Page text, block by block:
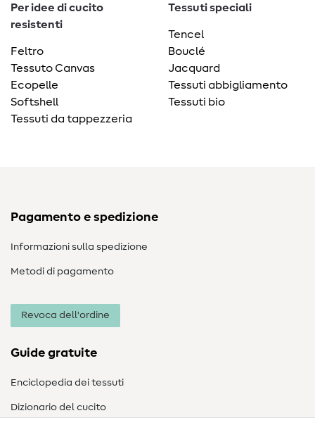
Per idee di cucito
resistenti
Feltro
Tessuto Canvas
Ecopelle
Softshell
Tessuti da tappezzeria
Tessuti speciali
Tencel
Bouclé
Jacquard
Tessuti abbigliamento
Tessuti bio
Pagamento e spedizione
Informazioni sulla spedizione
Metodi di pagamento
Revoca dell'ordine
Guide gratuite
Enciclopedia dei tessuti
Dizionario del cucito